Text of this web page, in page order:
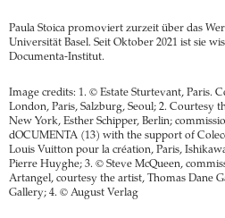
Paula Stoica promoviert zurzeit über das
Universität Basel. Seit Oktober 2021 ist sie
Documenta-Institut.
Image credits: 1. © Estate Sturtevant, Paris.
London, Paris, Salzburg, Seoul; 2. Courtesy
New York, Esther Schipper, Berlin;
dOCUMENTA (13) with the support of
Louis Vuitton pour la création, Paris,
Pierre Huyghe; 3. © Steve McQueen,
Artangel, courtesy the artist, Thomas Dane
Gallery; 4. © August Verlag